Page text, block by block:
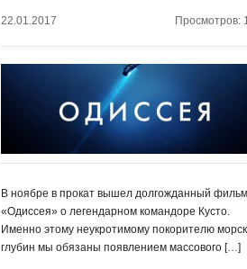
22.01.2017 Просмотров:
В ноябре в прокат вышел долгожданный фильм
«Одиссея» о легендарном командоре Кусто.
Именно этому неукротимому покорителю
глубин мы обязаны появлением массового […]